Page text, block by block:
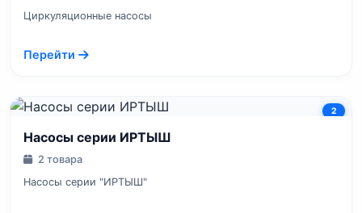
Циркуляционные насосы
Перейти
2
Насосы серии ИРТЫШ
2 товара
Насосы серии "ИРТЫШ"